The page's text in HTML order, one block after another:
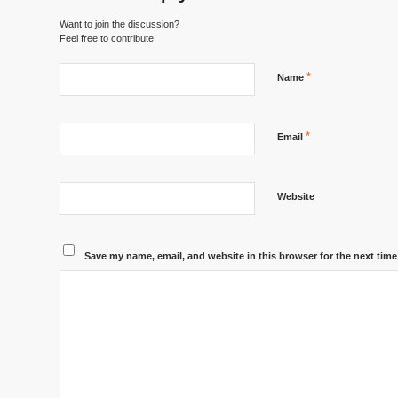
Want to join the discussion?
Feel free to contribute!
Name *
Email *
Website
Save my name, email, and website in this browser for the next